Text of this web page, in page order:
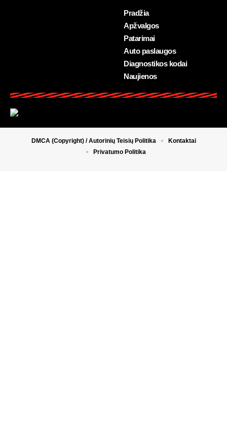
Pradžia
Apžvalgos
Patarimai
Auto paslaugos
Diagnostikos kodai
Naujienos
DMCA (Copyright) / Autorinių Teisių Politika
Kontaktai
Privatumo Politika